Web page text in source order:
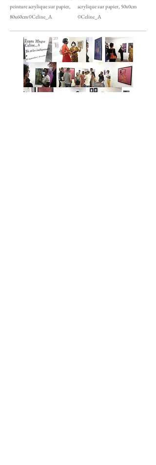
peinture acrylique sur papier,
80x60cm©Celine_A
acrylique sur papier, 50x0cm
©Celine_A